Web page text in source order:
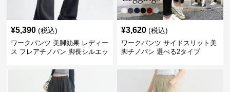
¥5,390 (税込)
ワークパンツ 美脚効果 レディー
ス フレアチノパン 脚長シルエッ
¥3,620 (税込)
ワークパンツ サイドスリット美
脚チノパン 選べる2タイプ